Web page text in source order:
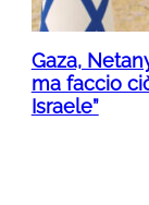
Gaza,
ma faccio
Israele”